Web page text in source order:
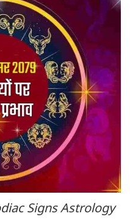
Signs Astrology